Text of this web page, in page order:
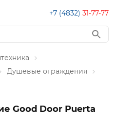
+7 (4832) 31-77-77
Душевые ограждения
Good Door Puerta